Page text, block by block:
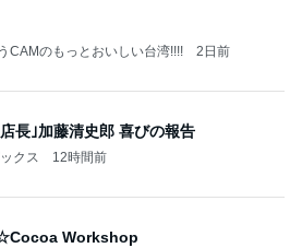
CAMのもっとおいしい台湾!!!! 2日前
長｣加藤清史郎 喜びの報告
クス 12時間前
Workshop